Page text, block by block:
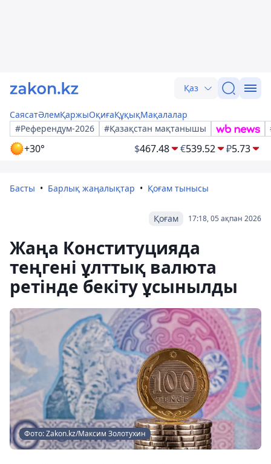
Қаз
СаясатӘлемҚаржыОқиғаҚұқықМақалалар
#Референдум-2026
#Қазақстан мақтанышы
+30° $467.48 €539.52 ₽5.73
Басты Барлық жаңалықтар Қоғам тынысы
17:18, 05 ақпан 2026
Қоғам
Жаңа Конституцияда
теңгені ұлттық валюта
ретінде бекіту ұсынылды
Фото: Zakon.kz/Максим Золотухин